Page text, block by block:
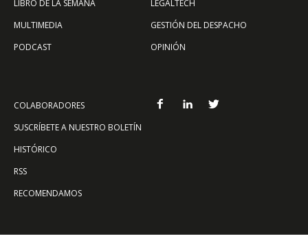
LIBRO DE LA SEMANA
MULTIMEDIA
PODCAST
LEGALTECH
GESTIÓN DEL DESPACHO
OPINIÓN
COLABORADORES
SUSCRÍBETE A NUESTRO BOLETÍN
HISTÓRICO
RSS
RECOMENDAMOS